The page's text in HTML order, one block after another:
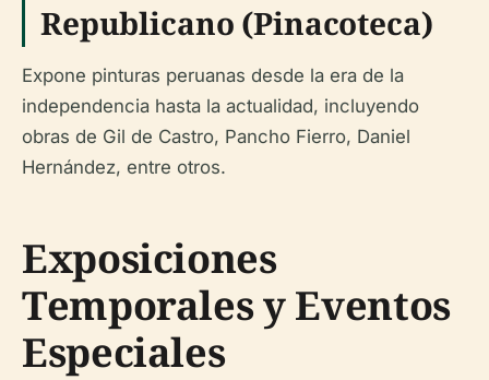
Republicano (Pinacoteca)
Expone pinturas peruanas desde la era de la
independencia hasta la actualidad, incluyendo
obras de Gil de Castro, Pancho Fierro, Daniel
Hernández, entre otros.
Exposiciones
Temporales y Eventos
Especiales